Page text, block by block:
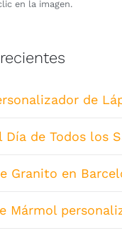
en la imagen.
de
Día de Todos los
Granito en
Mármol